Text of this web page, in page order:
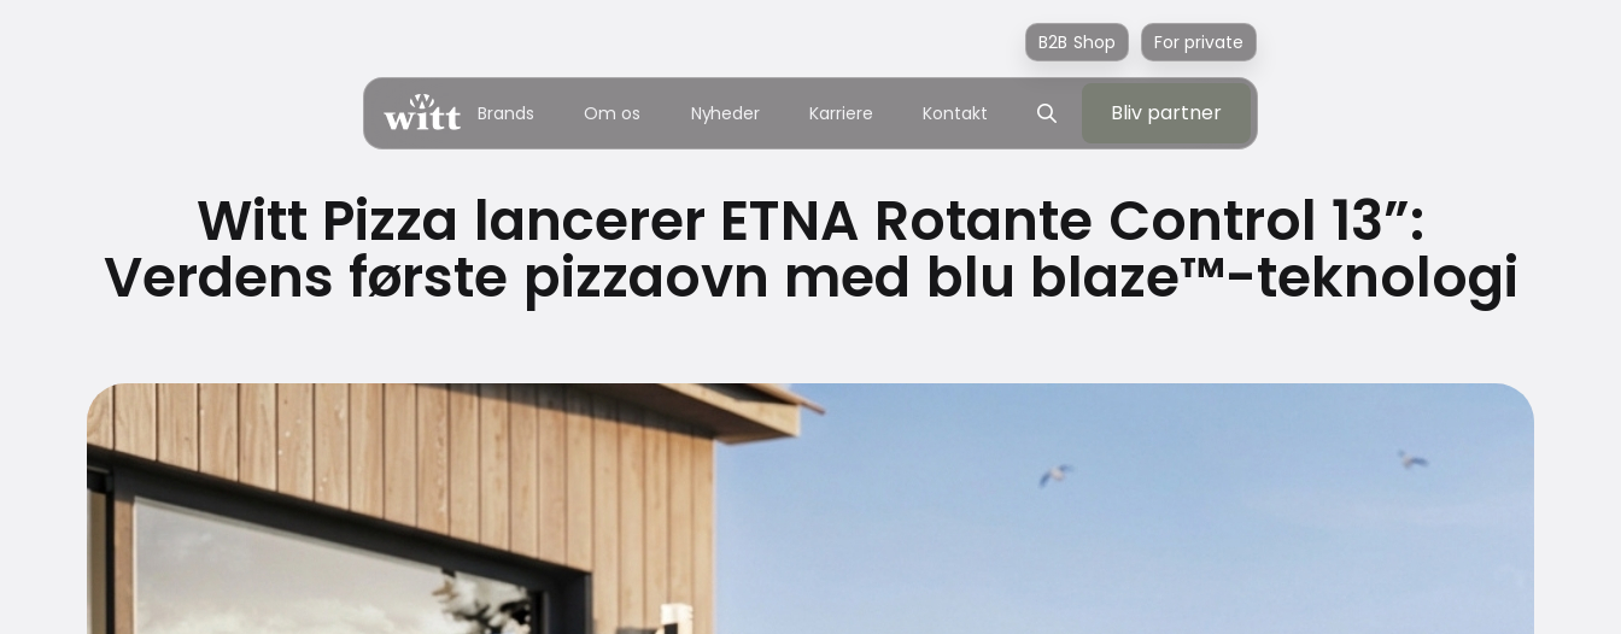
B2B Shop For private
Brands Om os Nyheder Karriere Kontakt
Bliv partner
Witt Pizza lancerer ETNA Rotante Control 13”:
Verdens første pizzaovn med blu blaze™-teknologi